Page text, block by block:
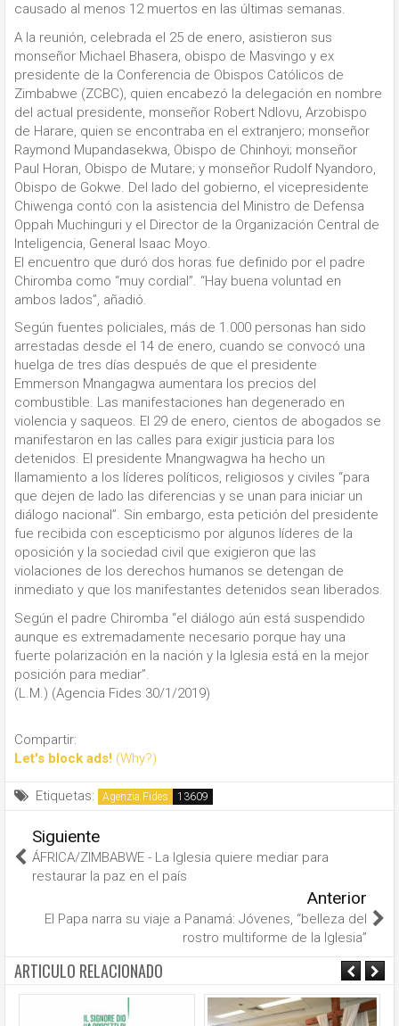
causado al menos 12 muertos en las últimas semanas.
A la reunión, celebrada el 25 de enero, asistieron sus
monseñor Michael Bhasera, obispo de Masvingo y ex
presidente de la Conferencia de Obispos Católicos de
Zimbabwe (ZCBC), quien encabezó la delegación en nombre
del actual presidente, monseñor Robert Ndlovu, Arzobispo
de Harare, quien se encontraba en el extranjero; monseñor
Raymond Mupandasekwa, Obispo de Chinhoyi; monseñor
Paul Horan, Obispo de Mutare; y monseñor Rudolf Nyandoro,
Obispo de Gokwe. Del lado del gobierno, el vicepresidente
Chiwenga contó con la asistencia del Ministro de Defensa
Oppah Muchinguri y el Director de la Organización Central de
Inteligencia, General Isaac Moyo.
El encuentro que duró dos horas fue definido por el padre
Chiromba como “muy cordial”. “Hay buena voluntad en
ambos lados”, añadió.
Según fuentes policiales, más de 1.000 personas han sido
arrestadas desde el 14 de enero, cuando se convocó una
huelga de tres días después de que el presidente
Emmerson Mnangagwa aumentara los precios del
combustible. Las manifestaciones han degenerado en
violencia y saqueos. El 29 de enero, cientos de abogados se
manifestaron en las calles para exigir justicia para los
detenidos. El presidente Mnangwagwa ha hecho un
llamamiento a los líderes políticos, religiosos y civiles “para
que dejen de lado las diferencias y se unan para iniciar un
diálogo nacional”. Sin embargo, esta petición del presidente
fue recibida con escepticismo por algunos líderes de la
oposición y la sociedad civil que exigieron que las
violaciones de los derechos humanos se detengan de
inmediato y que los manifestantes detenidos sean liberados.
Según el padre Chiromba “el diálogo aún está suspendido
aunque es extremadamente necesario porque hay una
fuerte polarización en la nación y la Iglesia está en la mejor
posición para mediar”.
(L.M.) (Agencia Fides 30/1/2019)
Compartir:
Let's block ads! (Why?)
Etiquetas: Agenzia Fides
Siguiente
ÁFRICA/ZIMBABWE - La Iglesia quiere mediar para
restaurar la paz en el país
Anterior
El Papa narra su viaje a Panamá: Jóvenes, “belleza del
rostro multiforme de la Iglesia”
ARTICULO RELACIONADO